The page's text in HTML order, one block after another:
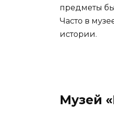
предметы
Часто в
истории.
Музей